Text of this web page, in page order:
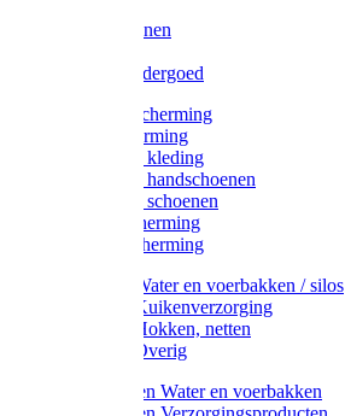
Handschoenen
Thermo ondergoed
Gehoorbescherming
Oogbescherming
Disposable kleding
Disposable handschoenen
Disposable schoenen
Mondbescherming
Hoofdbescherming
Pluimvee Water en voerbakken / silos
Pluimvee Kuikenverzorging
Pluimvee Hokken, netten
Pluimvee Overig
Knaagdieren Water en voerbakken